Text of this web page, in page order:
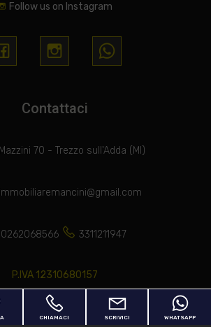
Follow us on Instagram
Contattaci
70 - Trezzo sull'Adda (MI)
0262068566 3311211947
P.IVA 12310680157
CHIAMACI SCRIVICI WHATSAPP